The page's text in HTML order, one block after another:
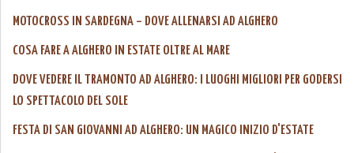
MOTOCROSS IN SARDEGNA – DOVE ALLENARSI AD ALGHERO
COSA FARE A ALGHERO IN ESTATE OLTRE AL MARE
DOVE VEDERE IL TRAMONTO AD ALGHERO: I LUOGHI MIGLIORI PER GODERSI
LO SPETTACOLO DEL SOLE
FESTA DI SAN GIOVANNI AD ALGHERO: UN MAGICO INIZIO D'ESTATE